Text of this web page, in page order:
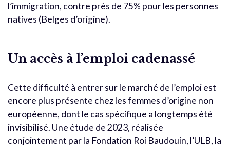
l’immigration, contre près de 75% pour les personnes
natives (Belges d’origine).
Un accès à l’emploi cadenassé
Cette difficulté à entrer sur le marché de l’emploi est
encore plus présente chez les femmes d’origine non
européenne, dont le cas spécifique a longtemps été
invisibilisé. Une étude de 2023, réalisée
conjointement par la Fondation Roi Baudouin, l’ULB, la